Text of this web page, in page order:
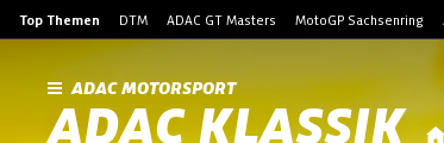
Top Themen DTM ADAC GT Masters MotoGP Sachsenring
ADAC MOTORSPORT
ADAC KLASSIK